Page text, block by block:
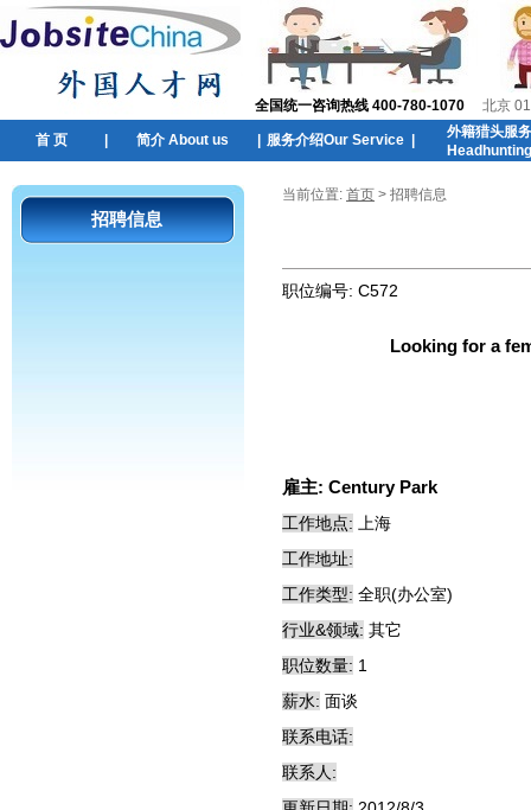
全国统一咨询热线 400-780-1070 北京
首 页 简介 About us 服务介绍Our Service
外籍猎头服
招聘信息
当前位置: 首页 > 招聘信息
职位编号: C572
Looking for a
雇主: Century Park
工作地点:
上海
工作地址:
工作类型: 全职(办公室)
行业&领域: 其它
职位数量: 1
薪水: 面谈
联系电话:
联系人: